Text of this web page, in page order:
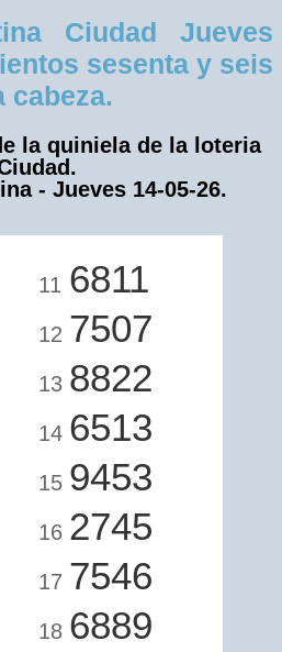
Ciudad Jueves
sesenta y seis
cabeza.
la quiniela de la loteria
- Jueves 14-05-26.
11 6811
12 7507
13 8822
14 6513
15 9453
16 2745
17 7546
18 6889